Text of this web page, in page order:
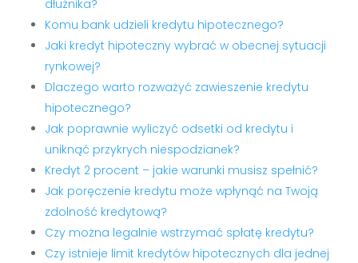
dłużnika?
Komu bank udzieli kredytu hipotecznego?
Jaki kredyt hipoteczny wybrać w obecnej sytuacji
rynkowej?
Dlaczego warto rozważyć zawieszenie kredytu
hipotecznego?
Jak poprawnie wyliczyć odsetki od kredytu i
uniknąć przykrych niespodzianek?
Kredyt 2 procent – jakie warunki musisz spełnić?
Jak poręczenie kredytu może wpłynąć na Twoją
zdolność kredytową?
Czy można legalnie wstrzymać spłatę kredytu?
Czy istnieje limit kredytów hipotecznych dla jednej